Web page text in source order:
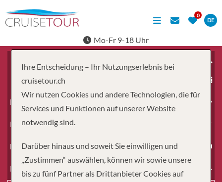
DE
Mo-Fr 9-18 Uhr
Erwachsene
Kinder
Dauer
Reiseart
Ihre Entscheidung – Ihr Nutzungserlebnis bei
cruisetour.ch
Wir nutzen Cookies und andere Technologien, die für
Services und Funktionen auf unserer Website
notwendig sind.
Darüber hinaus und soweit Sie einwilligen und
„Zustimmen“ auswählen, können wir sowie unsere
bis zu fünf Partner als Drittanbieter Cookies auf